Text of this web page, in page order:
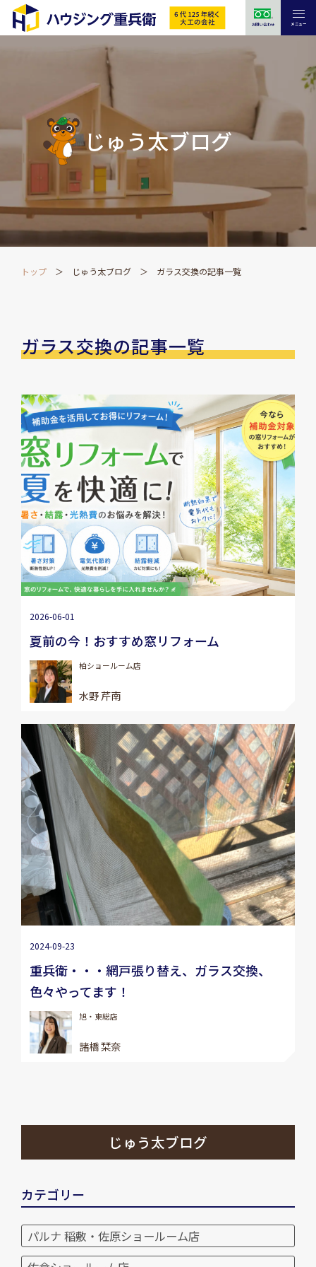
お問い合わせ メニュー
じゅう太ブログ
トップ じゅう太ブログ ガラス交換の記事一覧
ガラス交換の記事一覧
2026-06-01
夏前の今！おすすめ窓リフォーム
柏ショールーム店
水野 芹南
2024-09-23
重兵衛・・・網戸張り替え、ガラス交換、
色々やってます！
旭・東総店
諸橋 栞奈
じゅう太ブログ
カテゴリー
パルナ 稲敷・佐原ショールーム店